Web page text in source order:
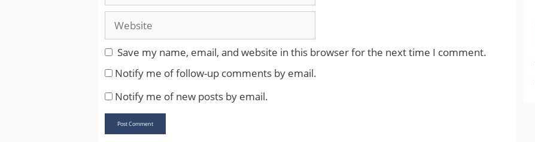
Save my name, email, and website in this browser for the next time I comment.
Notify me of follow-up comments by email.
Notify me of new posts by email.